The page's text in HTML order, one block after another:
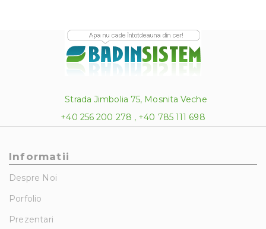
Strada Jimbolia 75, Mosnita Veche
+40 256 200 278 , +40 785 111 698
Informatii
Despre Noi
Porfolio
Prezentari